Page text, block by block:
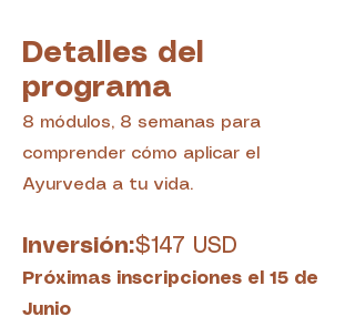
Detalles del
programa
8 módulos, 8 semanas para
comprender cómo aplicar el
Ayurveda a tu vida.
Inversión:$147 USD
Próximas inscripciones el 15 de
Junio